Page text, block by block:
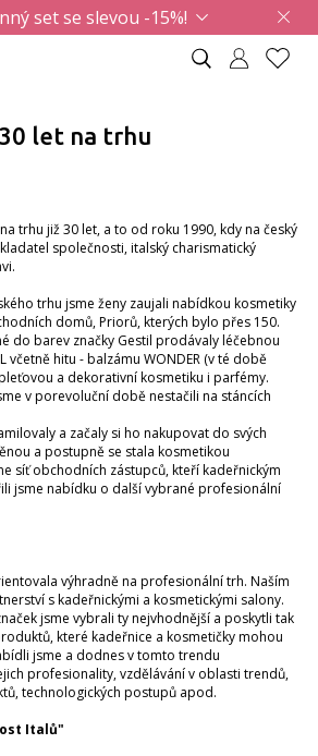
set se slevou -15%!
30 let na trhu
trhu již 30 let, a to od roku 1990, kdy na český
společnosti, italský charismatický
trhu jsme ženy zaujali nabídkou kosmetiky
domů, Priorů, kterých bylo přes 150.
do barev značky Gestil prodávaly léčebnou
včetně hitu - balzámu WONDER (v té době
a dekorativní kosmetiku i parfémy.
v porevoluční době nestačili na stáncích
a začaly si ho nakupovat do svých
a postupně se stala kosmetikou
síť obchodních zástupců, kteří kadeřnickým
jsme nabídku o další vybrané profesionální
výhradně na profesionální trh. Naším
s kadeřnickými a kosmetickými salony.
jsme vybrali ty nejvhodnější a poskytli tak
které kadeřnice a kosmetičky mohou
jsme a dodnes v tomto trendu
profesionality, vzdělávání v oblasti trendů,
technologických postupů apod.
Italů"